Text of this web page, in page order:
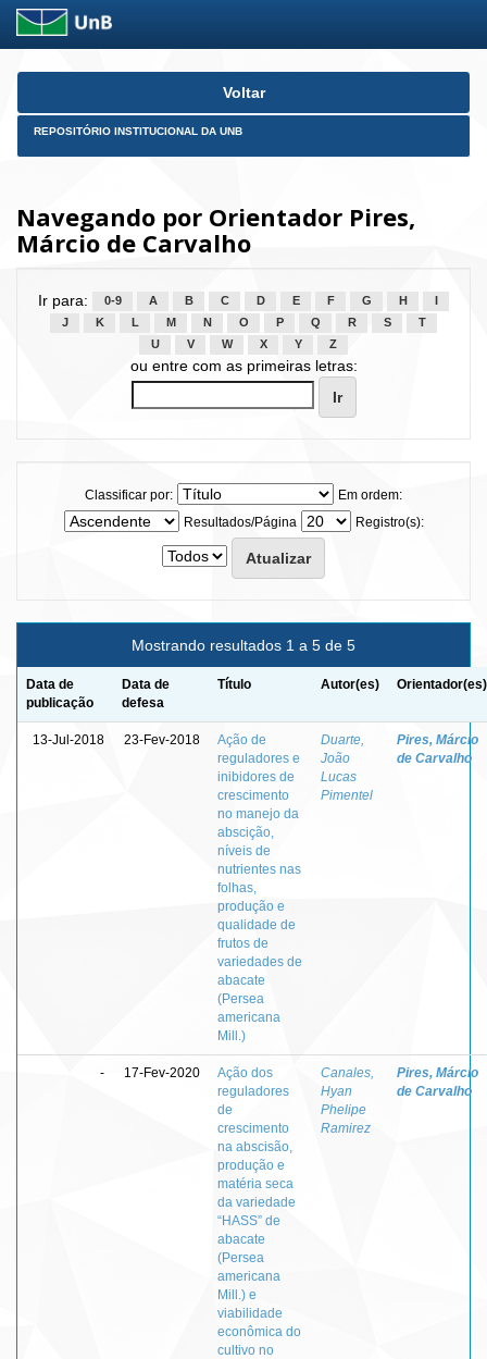
Skip
Voltar
REPOSITÓRIO INSTITUCIONAL DA UNB
Navegando por Orientador Pires,
Márcio de Carvalho
Ir para: 0-9 A B C D E F G H
J
K L M N O P Q R S
T
U
V W X Y Z
ou entre com as primeiras letras:
Classificar por:
Em ordem:
Resultados/Página
Registro(s):
Mostrando resultados 1 a 5 de 5
Data de
publicação
Data de
defesa
Título Autor(es) Orientador(es)
13-Jul-2018 23-Fev-2018
Ação de
reguladores e
inibidores de
crescimento
no manejo da
abscição,
níveis de
nutrientes nas
folhas,
produção e
qualidade de
frutos de
variedades de
abacate
(Persea
americana
Mill.)
Duarte,
João
Lucas
Pimentel
Pires, Márcio
de Carvalho
- 17-Fev-2020
Ação dos
reguladores
de
crescimento
na abscisão,
produção e
matéria seca
da variedade
“HASS” de
abacate
(Persea
americana
Mill.) e
viabilidade
econômica do
cultivo no
Canales,
Hyan
Phelipe
Ramirez
Pires, Márcio
de Carvalho